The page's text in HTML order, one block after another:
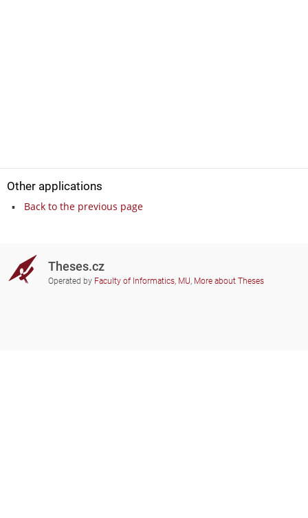
Other applications
Back to the previous page
Theses.cz
Operated by Faculty of Informatics, MU, More about Theses